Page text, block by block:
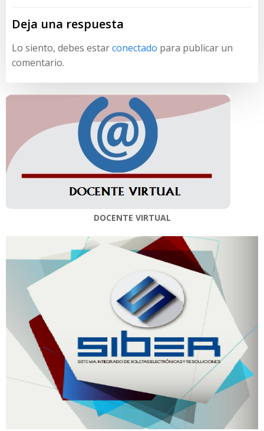
Deja una respuesta
Lo siento, debes estarconectado para publicar un
comentario.
DOCENTE VIRTUAL